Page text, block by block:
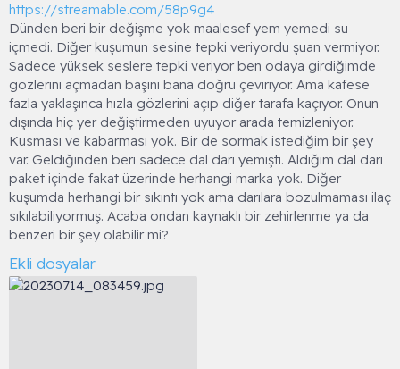
https://streamable.com/58p9g4
Dünden beri bir değişme yok maalesef yem yemedi su
içmedi. Diğer kuşumun sesine tepki veriyordu şuan vermiyor.
Sadece yüksek seslere tepki veriyor ben odaya girdiğimde
gözlerini açmadan başını bana doğru çeviriyor. Ama kafese
fazla yaklaşınca hızla gözlerini açıp diğer tarafa kaçıyor. Onun
dışında hiç yer değiştirmeden uyuyor arada temizleniyor.
Kusması ve kabarması yok. Bir de sormak istediğim bir şey
var. Geldiğinden beri sadece dal darı yemişti. Aldığım dal darı
paket içinde fakat üzerinde herhangi marka yok. Diğer
kuşumda herhangi bir sıkıntı yok ama darılara bozulmaması ilaç
sıkılabiliyormuş. Acaba ondan kaynaklı bir zehirlenme ya da
benzeri bir şey olabilir mi?
Ekli dosyalar